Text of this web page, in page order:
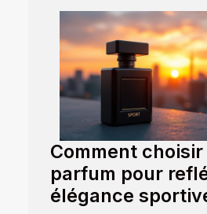
Comment choisir
parfum pour
élégance